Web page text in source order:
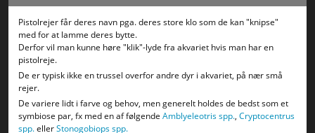
Pistolrejer får deres navn pga. deres store klo som de kan "knipse"
med for at lamme deres bytte.
Derfor vil man kunne høre "klik"-lyde fra akvariet hvis man har en
pistolreje.
De er typisk ikke en trussel overfor andre dyr i akvariet, på nær små
rejer.
De variere lidt i farve og behov, men generelt holdes de bedst som et
symbiose par, fx med en af følgende Amblyeleotris spp., Cryptocentrus
spp.ellerStonogobiops spp.